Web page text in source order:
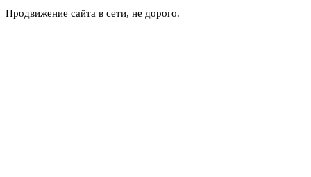
Продвижение сайта в сети, не дорого.